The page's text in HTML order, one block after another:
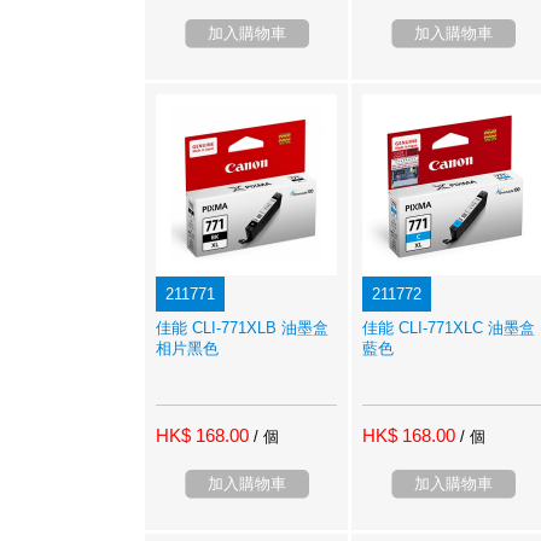
加入購物車 加入購物車
211771
佳能 CLI-771XLB 油墨盒
相片黑色
HK$ 168.00 / 個
加入購物車
211772
佳能 CLI-771XLC 油墨盒
藍色
HK$ 168.00 / 個
加入購物車